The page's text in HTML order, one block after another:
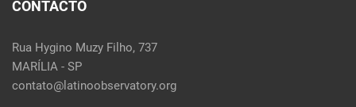
CONTACTO
Rua Hygino Muzy Filho, 737
MARÍLIA - SP
contato@latinoobservatory.org